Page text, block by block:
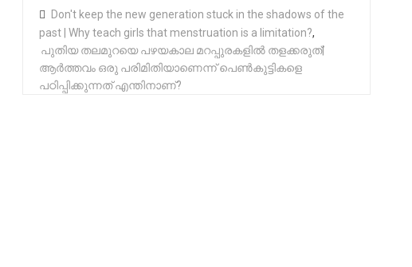
Don't keep the new generation stuck in the shadows of the
past | Why teach girls that menstruation is a limitation?,
പുതിയ തലമുറയെ പഴയകാല മറപ്പുരകളിൽ തളക്കരുത്|
ആർത്തവം ഒരു പരിമിതിയാണെന്ന് പെൺകുട്ടികളെ
പഠിപ്പിക്കുന്നത് എന്തിനാണ്?